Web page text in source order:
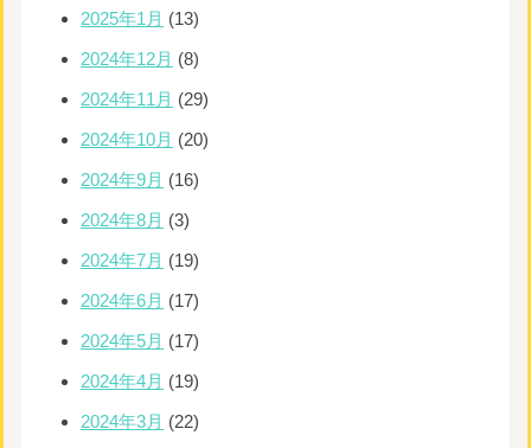
2025年1月 (13)
2024年12月 (8)
2024年11月 (29)
2024年10月 (20)
2024年9月 (16)
2024年8月 (3)
2024年7月 (19)
2024年6月 (17)
2024年5月 (17)
2024年4月 (19)
2024年3月 (22)